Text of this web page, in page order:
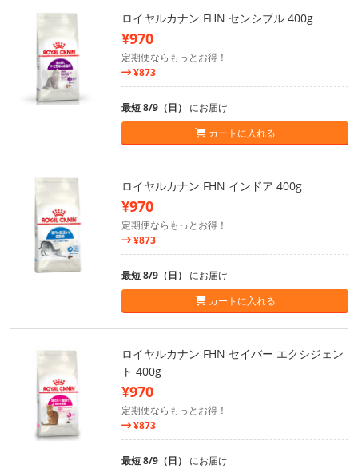
ロイヤルカナン FHN センシブル 400g
¥970
定期便ならもっとお得！
¥873
最短 8/9（日） にお届け
カートに入れる
ロイヤルカナン FHN インドア 400g
¥970
定期便ならもっとお得！
¥873
最短 8/9（日） にお届け
カートに入れる
ロイヤルカナン FHN セイバー エクシジェン
ト 400g
¥970
定期便ならもっとお得！
¥873
最短 8/9（日） にお届け